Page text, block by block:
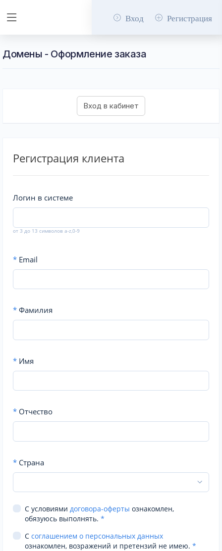
Вход Регистрация
Домены - Оформление заказа
Регистрация клиента
Логин в системе
от 3 до 13 символов a-z,0-9
* Email
* Фамилия
* Имя
* Отчество
* Страна
С условиями договора-оферты ознакомлен,
обязуюсь выполнять. *
С соглашением о персональных данных
ознакомлен, возражений и претензий не имею. *